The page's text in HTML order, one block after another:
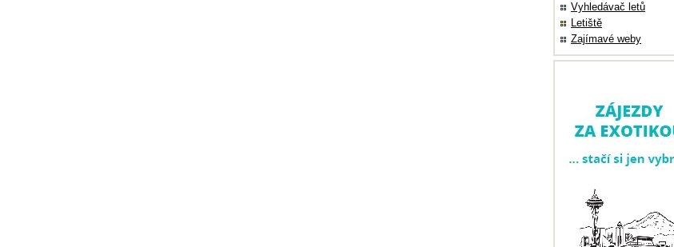
Vyhledávač letů
Letiště
Zajímavé weby